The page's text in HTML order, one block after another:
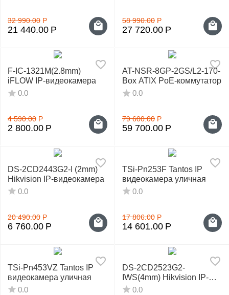
32 990.00 Р
21 440.00 Р
58 990.00 Р
27 720.00 Р
F-IC-1321M(2.8mm)
iFLOW IP-видеокамера
0.0
4 590.00 Р
2 800.00 Р
AT-NSR-8GP-2GS/L2-170-
Box ATIX PoE-коммутатор
0.0
79 600.00 Р
59 700.00 Р
DS-2CD2443G2-I (2mm)
Hikvision IP-видеокамера
0.0
20 490.00 Р
6 760.00 Р
TSi-Pn253F Tantos IP
видеокамера уличная
0.0
17 806.00 Р
14 601.00 Р
TSi-Pn453VZ Tantos IP
видеокамера уличная
0.0
DS-2CD2523G2-
IWS(4mm) Hikvision IP-
видеокамера
0.0